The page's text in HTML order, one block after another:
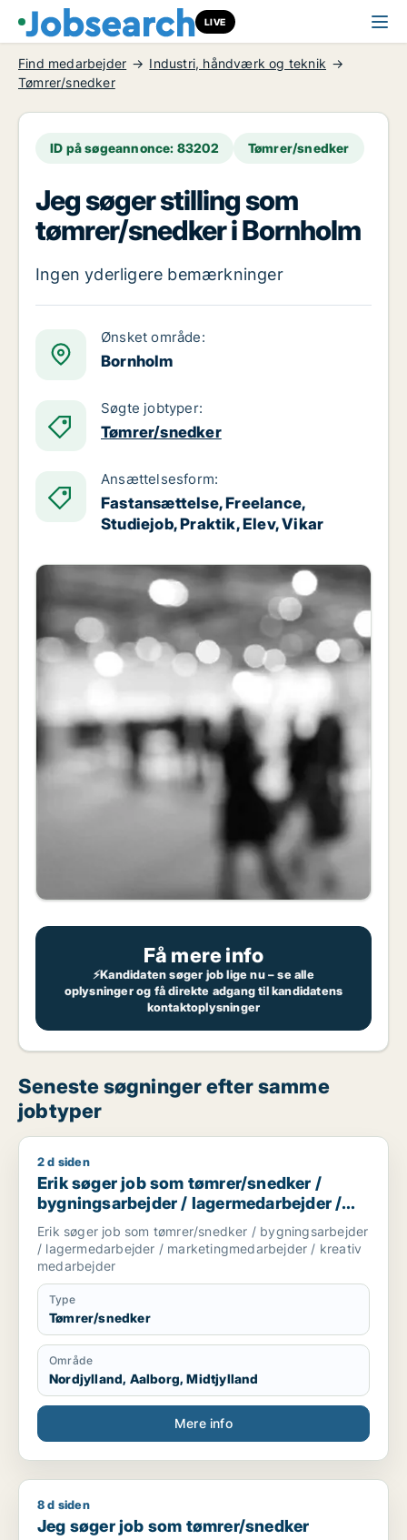
LIVE
Find medarbejder
Industri, håndværk og teknik
Tømrer/snedker
ID på søgeannonce: 83202 Tømrer/snedker
Jeg søger stilling som
tømrer/snedker i Bornholm
Ingen yderligere bemærkninger
Ønsket område:
Bornholm
Søgte jobtyper:
Tømrer/snedker
Ansættelsesform:
Fastansættelse, Freelance,
Studiejob, Praktik, Elev, Vikar
Få mere info
⚡Kandidaten søger job lige nu – se alle
oplysninger og få direkte adgang til kandidatens
kontaktoplysninger
Seneste søgninger efter samme
jobtyper
Erik søger job som tømrer/snedker / bygningsarbejder /
2 d siden
Erik søger job som tømrer/snedker /
bygningsarbejder / lagermedarbejder /
marketingmedarbejder / kreativ
medarbejder
Erik søger job som tømrer/snedker / bygningsarbejder
/ lagermedarbejder / marketingmedarbejder / kreativ
medarbejder
Type
Tømrer/snedker
Område
Nordjylland, Aalborg, Midtjylland
Mere info
Jeg søger job som tømrer/snedker
8 d siden
Jeg søger job som tømrer/snedker